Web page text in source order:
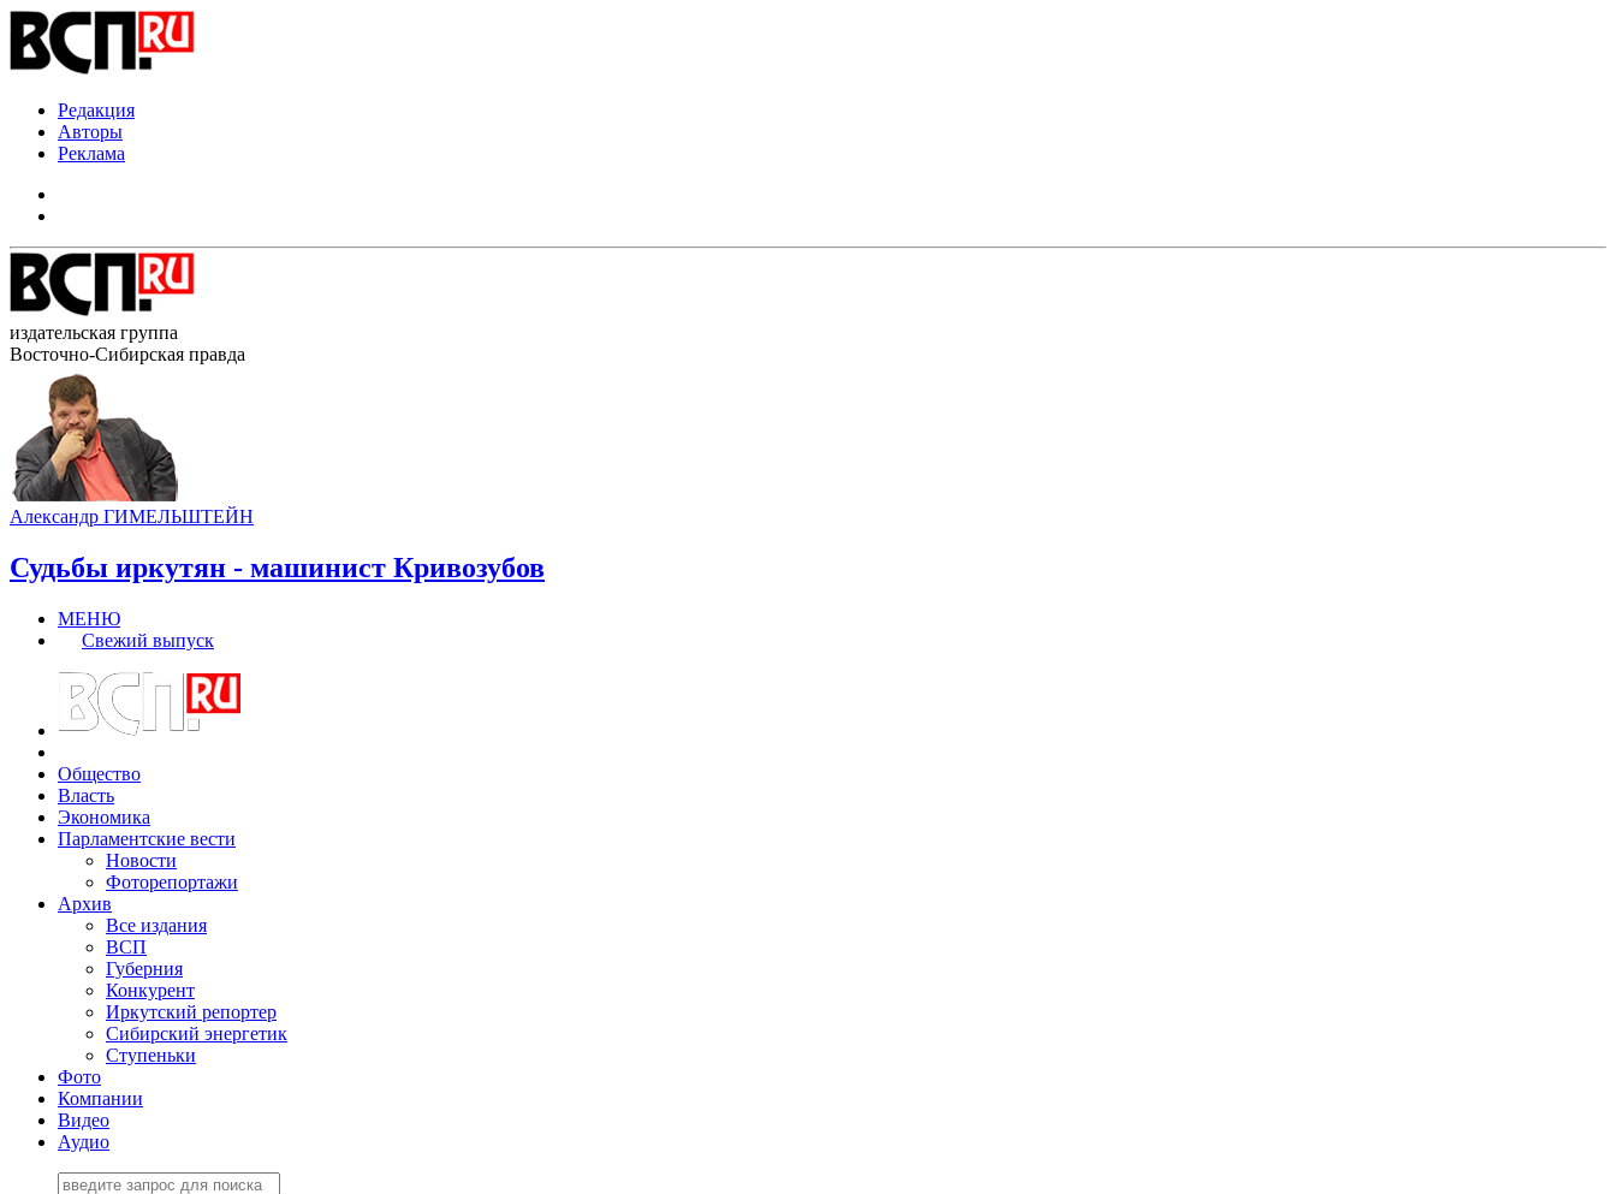
Редакция
Авторы
Реклама
издательская группа
Восточно-Сибирская правда
Александр ГИМЕЛЬШТЕЙН
Судьбы иркутян - машинист Кривозубов
МЕНЮ
Свежий выпуск
Общество
Власть
Экономика
Парламентские вести
Новости
Фоторепортажи
Архив
Все издания
ВСП
Губерния
Конкурент
Иркутский репортер
Сибирский энергетик
Ступеньки
Фото
Компании
Видео
Аудио